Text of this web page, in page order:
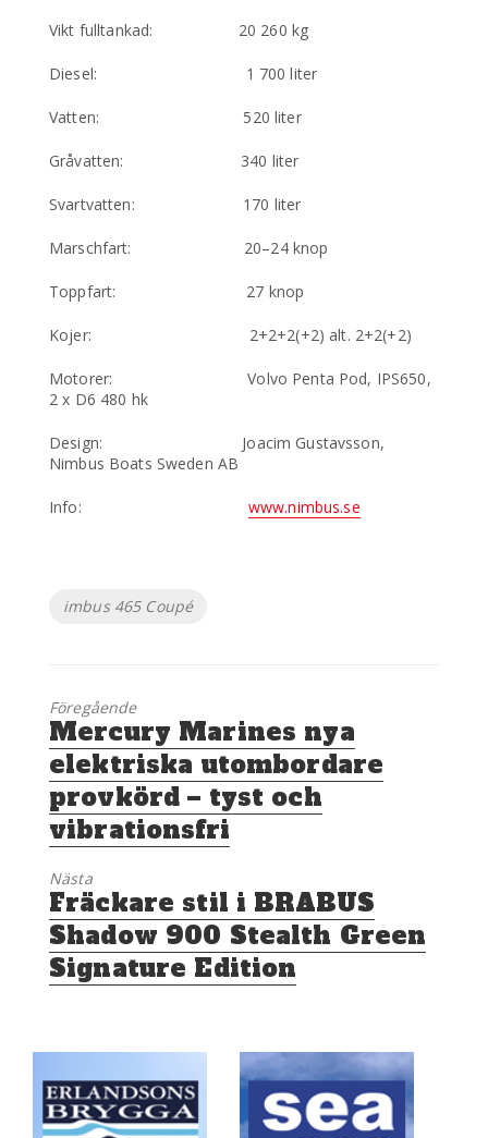
Vikt fulltankad: 20 260 kg
Diesel: 1 700 liter
Vatten: 520 liter
Gråvatten: 340 liter
Svartvatten: 170 liter
Marschfart: 20–24 knop
Toppfart: 27 knop
Kojer: 2+2+2(+2) alt. 2+2(+2)
Motorer: Volvo Penta Pod, IPS650,
2 x D6 480 hk
Design: Joacim Gustavsson,
Nimbus Boats Sweden AB
Info: www.nimbus.se
Etiketter
imbus 465 Coupé
Föregående
Föregående
inlägg:
Mercury Marines nya
elektriska utombordare
provkörd – tyst och
vibrationsfri
Nästa
Nästa
inlägg:
Fräckare stil i BRABUS
Shadow 900 Stealth Green
Signature Edition